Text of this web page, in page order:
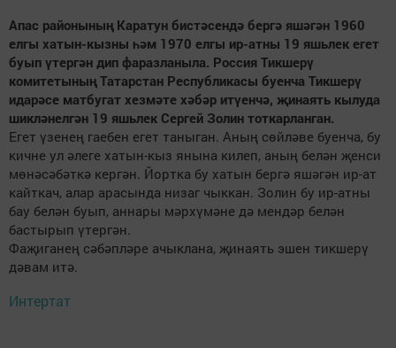
Апас районының Каратун бистәсендә бергә яшәгән 1960
елгы хатын-кызны һәм 1970 елгы ир-атны 19 яшьлек егет
буып үтергән дип фаразланыла. Россия Тикшерү
комитетының Татарстан Республикасы буенча Тикшерү
идарәсе матбугат хезмәте хәбәр итүенчә, җинаять кылуда
шикләнелгән 19 яшьлек Сергей Золин тоткарланган.
Егет үзенең гаебен егет таныган. Аның сөйләве буенча, бу
кичне ул әлеге хатын-кыз янына килеп, аның белән җенси
мөнәсәбәткә кергән. Йортка бу хатын бергә яшәгән ир-ат
кайткач, алар арасында низаг чыккан. Золин бу ир-атны
бау белән буып, аннары мәрхүмәне дә мендәр белән
бастырып үтергән.
Фаҗиганең сәбәпләре ачыклана, җинаять эшен тикшерү
дәвам итә.
Интертат